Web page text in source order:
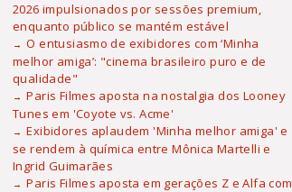
2026 impulsionados por sessões premium,
enquanto público se mantém estável
O entusiasmo de exibidores com ‘Minha
melhor amiga’: "cinema brasileiro puro e de
qualidade"
Paris Filmes aposta na nostalgia dos Looney
Tunes em 'Coyote vs. Acme'
Exibidores aplaudem 'Minha melhor amiga' e
se rendem à química entre Mônica Martelli e
Ingrid Guimarães
Paris Filmes aposta em gerações Z e Alfa com